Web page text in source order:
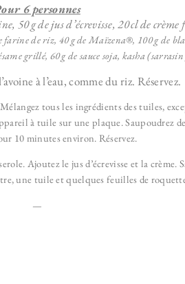
6 personnes
50 g de jus d’écrevisse, 20 cl de crème
farine de riz, 40 g de Maïzena®, 100 g de
grillé, 60 g de sauce soja, kasha
à l’eau, comme du riz. Réservez.
tous les ingrédients des tuiles,
à tuile sur une plaque. Saupoudrez
10 minutes environ. Réservez.
Ajoutez le jus d’écrevisse et la crème.
une tuile et quelques feuilles de
—